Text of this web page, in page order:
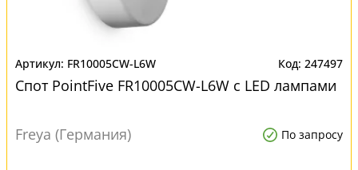
FR10005CW-L6W 247497
Спот PointFive FR10005CW-L6W с LED лампами
Freya (Германия) По запросу